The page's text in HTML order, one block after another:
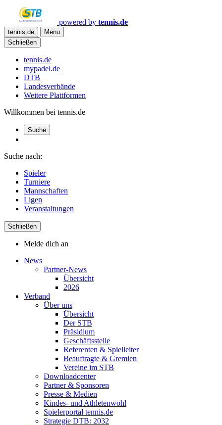
powered by tennis.de
tennis.de
Menu
Schließen
tennis.de
mypadel.de
DTB
Landesverbände
Weitere Plattformen
Willkommen bei tennis.de
Suche
Suche nach:
Spieler
Turniere
Mannschaften
Ligen
Veranstaltungen
Schließen
Melde dich an
News
Partner-News
Übersicht
2026
Verband
Über uns
Übersicht
Der STB
Präsidium
Geschäftsstelle
Referenten & Spielleiter
Beauftragte & Gremien
Vereine im STB
Downloadcenter
Partner & Sponsoren
Presse & Medien
Kindes- und Athletenwohl
Spielerportal tennis.de
Strategie DTB: 2032